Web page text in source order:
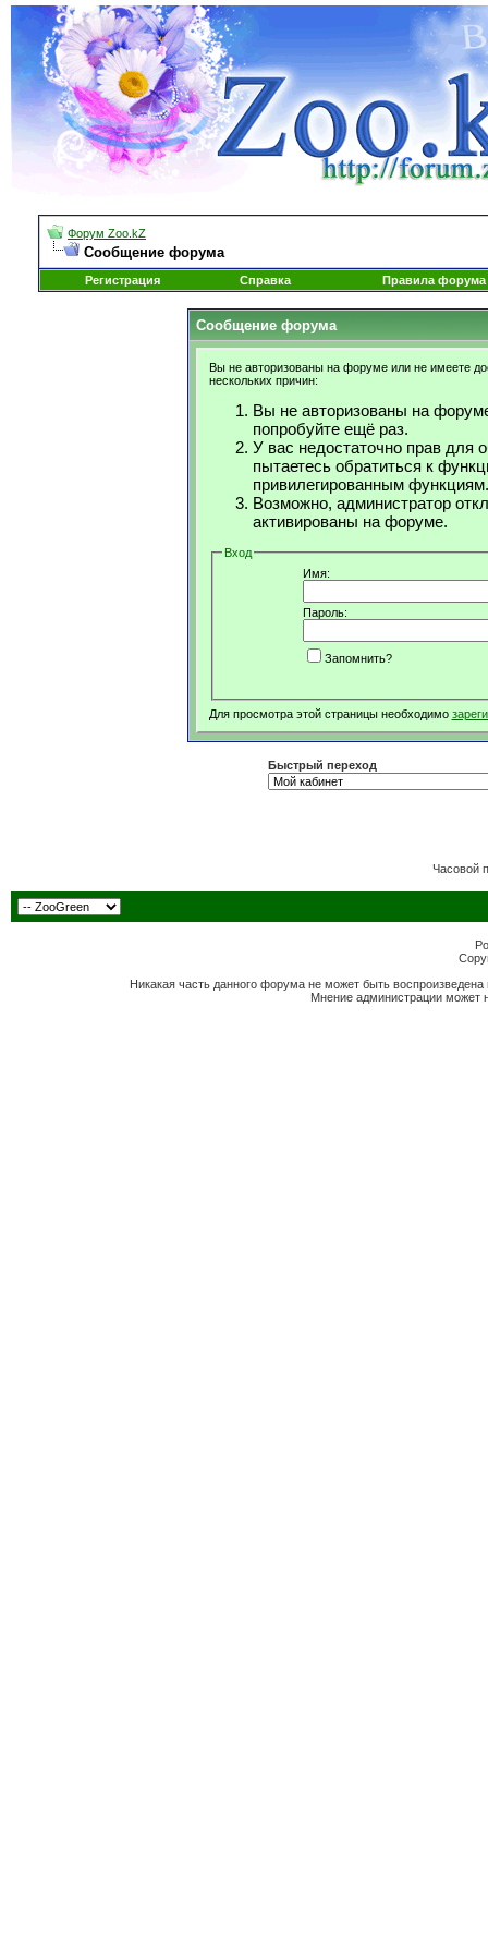
Форум Zoo.kZ
Сообщение форума
Регистрация Справка Правила форума
Сообщение форума
Вы не авторизованы на форуме или не имеете
нескольких причин:
Вы не авторизованы на
попробуйте ещё раз.
У вас недостаточно прав для
пытаетесь обратиться к
привилегированным функциям.
Возможно, администратор
активированы на форуме.
Вход
Имя:
Пароль:
Запомнить?
Для просмотра этой страницы необходимо
Быстрый переход
Часовой
Никакая часть данного форума не может быть
Мнение администрации может